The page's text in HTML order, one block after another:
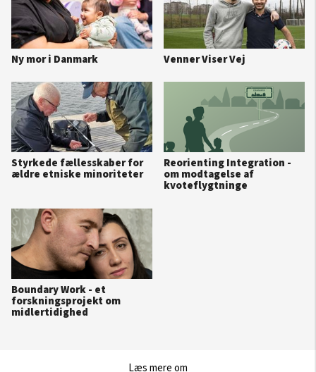
Ny mor i Danmark Venner Viser Vej
Styrkede fællesskaber for
ældre etniske minoriteter
Reorienting Integration -
om modtagelse af
kvoteflygtninge
Boundary Work - et
forskningsprojekt om
midlertidighed
Læs mere om